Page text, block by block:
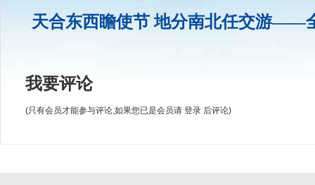
天合东西瞻使节 地分南北任交游——
我要评论
(只有会员才能参与评论,如果您已是会员请 登录 后评论)